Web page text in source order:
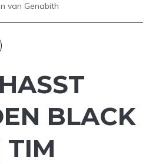
van Genabith
BLACK
TIM